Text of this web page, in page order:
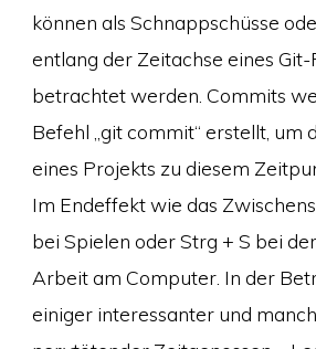
können als Schnappschüsse
entlang der Zeitachse eines
betrachtet werden. Commits
Befehl „git commit“ erstellt, um
eines Projekts zu diesem
Im Endeffekt wie das
bei Spielen oder Strg + S bei
Arbeit am Computer. In der
einiger interessanter und